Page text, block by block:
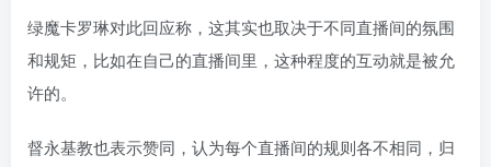
绿魔卡罗琳对此回应称，这其实也取决于不同直播间的氛围
和规矩，比如在自己的直播间里，这种程度的互动就是被允
许的。
督永基教也表示赞同，认为每个直播间的规则各不相同，归